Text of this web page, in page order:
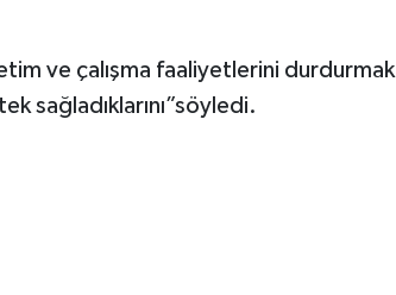
ve çalışma faaliyetlerini durdurmak
sağladıklarını”söyledi.